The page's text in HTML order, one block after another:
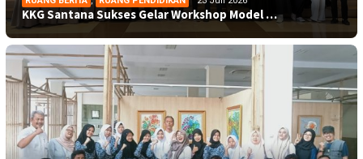
KKG Santana Sukses Gelar Workshop Model …